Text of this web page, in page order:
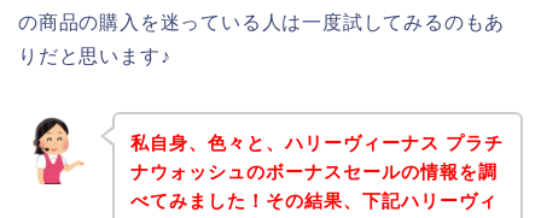
の商品の購入を迷っている人は一度試してみるのもあ
りだと思います♪
私自身、色々と、ハリーヴィーナス プラチ
ナウォッシュのボーナスセールの情報を調
べてみました！その結果、下記ハリーヴィ